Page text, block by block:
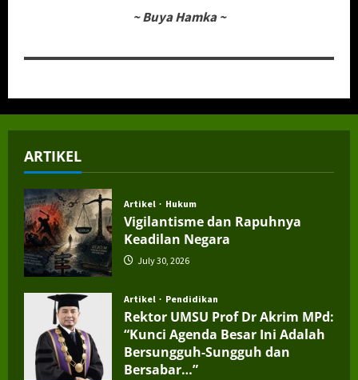
~ Buya Hamka ~
ARTIKEL
Artikel Hukum
Vigilantisme dan Rapuhnya
Keadilan Negara
July 30, 2026
Artikel Pendidikan
Rektor UMSU Prof Dr Akrim MPd:
“Kunci Agenda Besar Ini Adalah
Bersungguh-Sungguh dan
Bersabar…”